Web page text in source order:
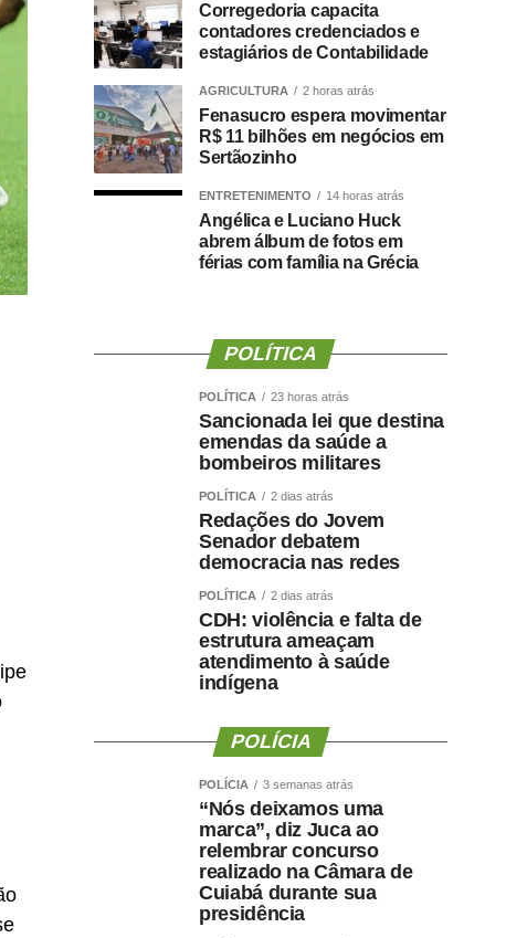
Corregedoria capacita
contadores credenciados e
estagiários de Contabilidade
AGRICULTURA 2 horas atrás
Fenasucro espera movimentar
R$ 11 bilhões em negócios em
Sertãozinho
ENTRETENIMENTO 14 horas atrás
Angélica e Luciano Huck
abrem álbum de fotos em
férias com família na Grécia
POLÍTICA
POLÍTICA 23 horas atrás
Sancionada lei que destina
emendas da saúde a
bombeiros militares
POLÍTICA 2 dias atrás
Redações do Jovem
Senador debatem
democracia nas redes
POLÍTICA 2 dias atrás
CDH: violência e falta de
estrutura ameaçam
atendimento à saúde
indígena
POLÍCIA
POLÍCIA 3 semanas atrás
“Nós deixamos uma
marca”, diz Juca ao
relembrar concurso
realizado na Câmara de
Cuiabá durante sua
presidência